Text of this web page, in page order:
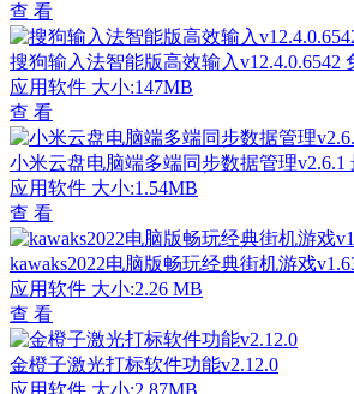
查 看
搜狗输入法智能版高效输入v12.4.0.6542
应用软件 大小:147MB
查 看
小米云盘电脑端多端同步数据管理v2.6.1
应用软件 大小:1.54MB
查 看
kawaks2022电脑版畅玩经典街机游戏
应用软件 大小:2.26 MB
查 看
金橙子激光打标软件功能v2.12.0